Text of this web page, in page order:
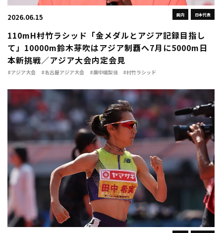
国内 日本代表
2026.06.15
110mH村竹ラシッド「金メダルとアジア記録目指し
て」10000m鈴木芽吹はアジア制覇へ7月に5000m日
本新挑戦／アジア大会内定会見
#アジア大会 #名古屋アジア大会 #廣中璃梨佳 #村竹ラシッド